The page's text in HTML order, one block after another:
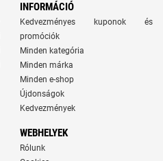
INFORMÁCIÓ
Kedvezményes kuponok és
promóciók
Minden kategória
Minden márka
Minden e-shop
Újdonságok
Kedvezmények
WEBHELYEK
Rólunk